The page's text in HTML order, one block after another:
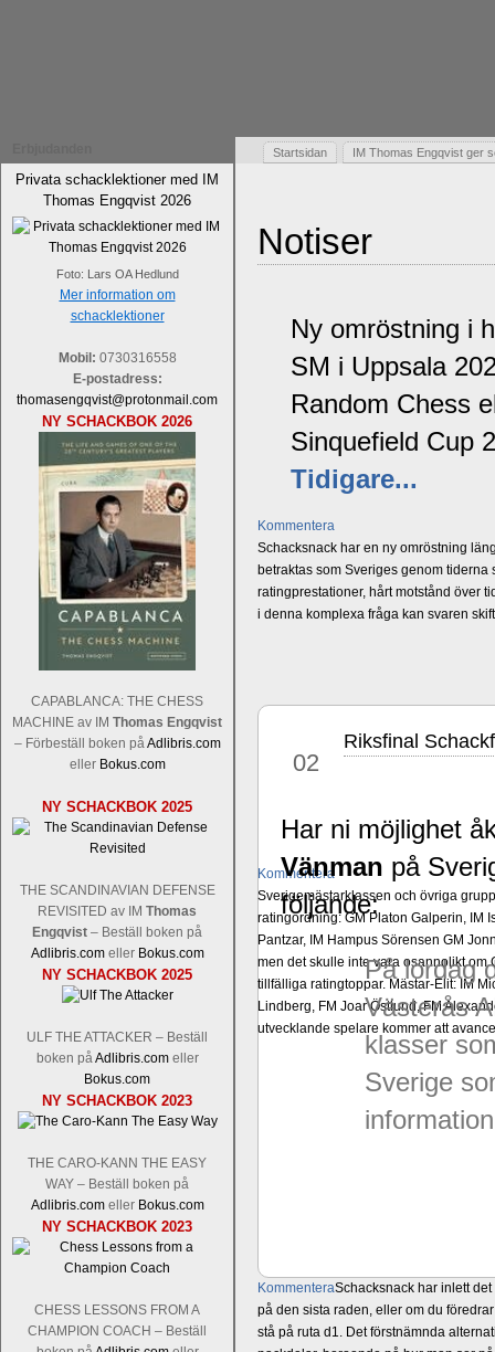
Privata schacklektioner med IM
Thomas Engqvist 2026
Foto: Lars OA Hedlund
Mer information om
schacklektioner
Mobil: 0730316558
E-postadress:
thomasengqvist@protonmail.com
NY SCHACKBOK 2026
CAPABLANCA: THE CHESS
MACHINE av IM Thomas Engqvist
– Förbeställ boken påAdlibris.com
eller Bokus.com
NY SCHACKBOK 2025
THE SCANDINAVIAN DEFENSE
REVISITED av IM Thomas
Engqvist – Beställ boken på
Adlibris.comeller Bokus.com
NY SCHACKBOK 2025
ULF THE ATTACKER – Beställ
boken påAdlibris.comeller
Bokus.com
NY SCHACKBOK 2023
THE CARO-KANN THE EASY
WAY – Beställ boken på
Adlibris.comeller Bokus.com
NY SCHACKBOK 2023
CHESS LESSONS FROM A
CHAMPION COACH – Beställ
Startsidan IM Thomas Engqvist ger
Notiser
Ny omröstning i
SM i Uppsala
Random Chess
Sinquefield Cup
Tidigare...
Kommentera
Schacksnack har en ny omröstning
betraktas som Sveriges genom
ratingprestationer, hårt motstånd över
i denna komplexa fråga kan svaren
Kommentera
Sverigemästarklassen och övriga
ratingordning: GM Platon Galperin, IM
Pantzar, IM Hampus Sörensen GM
men det skulle inte vara osannolikt om
tillfälliga ratingtoppar. Mästar-Elit: IM
Lindberg, FM Joar Östlund, FM
utvecklande spelare kommer att
KommenteraSchacksnack har inlett
på den sista raden, eller om du
stå på ruta d1. Det förstnämnda
02
Riksfinal
Har ni möjlighet
Vänman på
följande:
På lördag
Västerås
klasser
Sverige